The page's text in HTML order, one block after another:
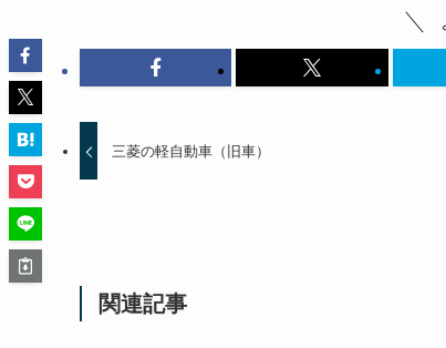
三菱の軽自動車（旧車）
関連記事